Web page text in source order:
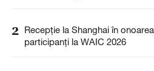
2 Recepție la Shanghai în
participanți la WAIC 2026